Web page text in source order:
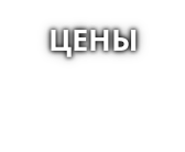
ЦЕНЫ